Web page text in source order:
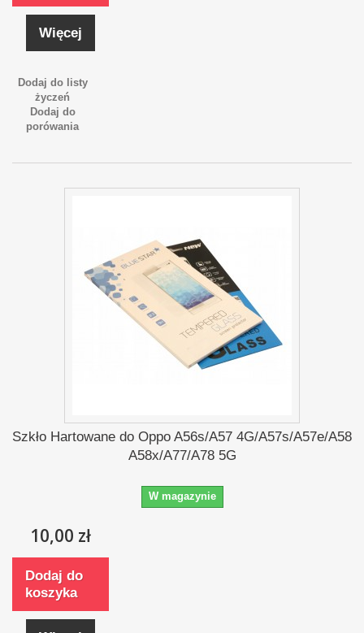
Więcej
Dodaj do listy
życzeń
Dodaj do
porówania
Szkło Hartowane do Oppo A56s/A57 4G/A57s/A57e/A58
A58x/A77/A78 5G
W magazynie
10,00 zł
Dodaj do
koszyka